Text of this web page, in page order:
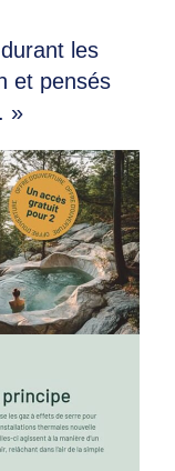
les
et pensés
»